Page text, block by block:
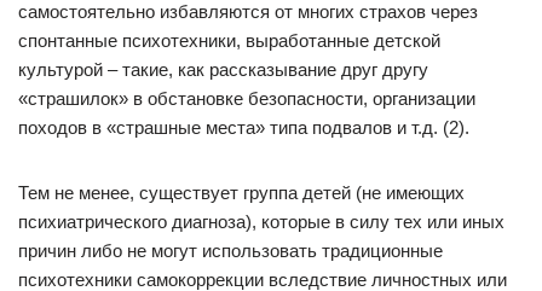
самостоятельно избавляются от многих страхов через
спонтанные психотехники, выработанные детской
культурой – такие, как рассказывание друг другу
«страшилок» в обстановке безопасности, организации
походов в «страшные места» типа подвалов и т.д. (2).
Тем не менее, существует группа детей (не имеющих
психиатрического диагноза), которые в силу тех или иных
причин либо не могут использовать традиционные
психотехники самокоррекции вследствие личностных или